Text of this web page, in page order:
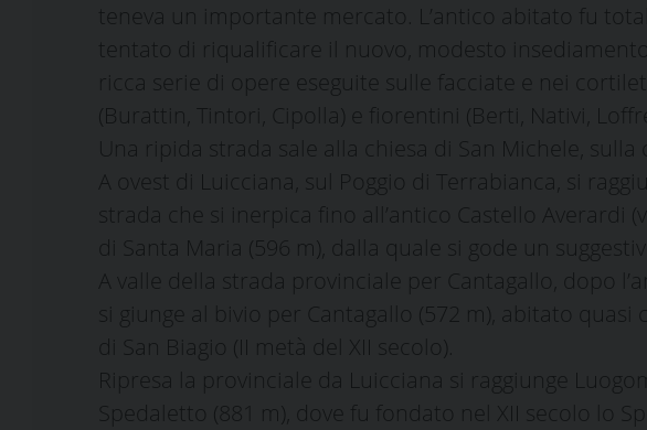
teneva un importante mercato. L’antico abitato fu
tentato di riqualificare il nuovo, modesto
ricca serie di opere eseguite sulle facciate e nei
(Burattin, Tintori, Cipolla) e fiorentini (Berti, Nativi,
Una ripida strada sale alla chiesa di San Michele, sulla
A ovest di Luicciana, sul Poggio di Terrabianca, si
strada che si inerpica fino all’antico Castello
di Santa Maria (596 m), dalla quale si gode un
A valle della strada provinciale per Cantagallo, dopo
si giunge al bivio per Cantagallo (572 m), abitato
di San Biagio (II metà del XII secolo).
Ripresa la provinciale da Luicciana si raggiunge
Spedaletto (881 m), dove fu fondato nel XII secolo lo